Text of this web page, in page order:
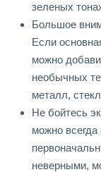
зеленых
Большое
Если
можно
необычных
металл,
Не бойтесь
можно всегда
неверными,